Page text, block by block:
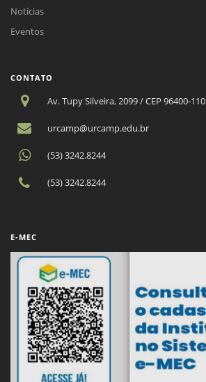
Notícias
Eventos
CONTATO
Av. Tupy Silveira, 2099 / CEP 96400-110
urcamp@urcamp.edu.br
(53) 3242.8244
(53) 3242.8244
E-MEC